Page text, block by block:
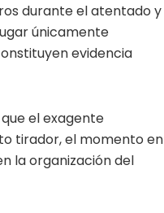
durante el atentado y
únicamente
evidencia
el exagente
tirador, el momento en
la organización del